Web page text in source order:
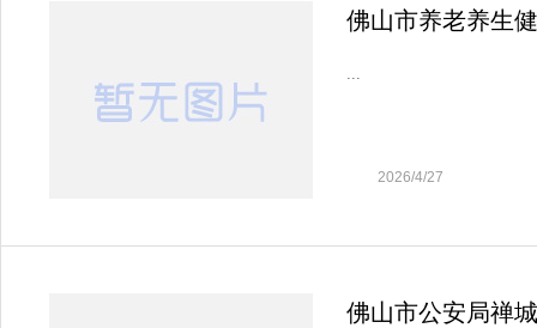
佛山市养老养生
...
2026/4/27
佛山市公安局禅